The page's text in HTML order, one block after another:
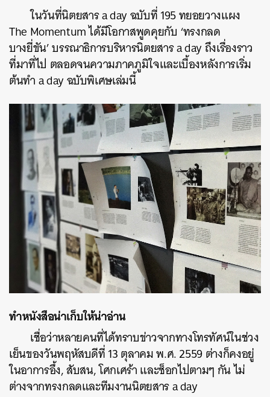
ในวันที่นิตยสาร a day ฉบับที่ 195 ทยอยวางแผง
The Momentum ได้มีโอกาสพูดคุยกับ ‘ทรงกลด
บางยี่ขัน’ บรรณาธิการบริหารนิตยสาร a day ถึงเรื่องราว
ที่มาที่ไป ตลอดจนความภาคภูมิใจและเบื้องหลังการเริ่ม
ต้นทำ a day ฉบับพิเศษเล่มนี้
ทำหนังสือน่าเก็บให้น่าอ่าน
เชื่อว่าหลายคนที่ได้ทราบข่าวจากทางโทรทัศน์ในช่วง
เย็นของวันพฤหัสบดีที่ 13 ตุลาคม พ.ศ. 2559 ต่างก็คงอยู่
ในอาการอึ้ง, สับสน, โศกเศร้า และช็อกไปตามๆ กัน ไม่
ต่างจากทรงกลดและทีมงานนิตยสาร a day